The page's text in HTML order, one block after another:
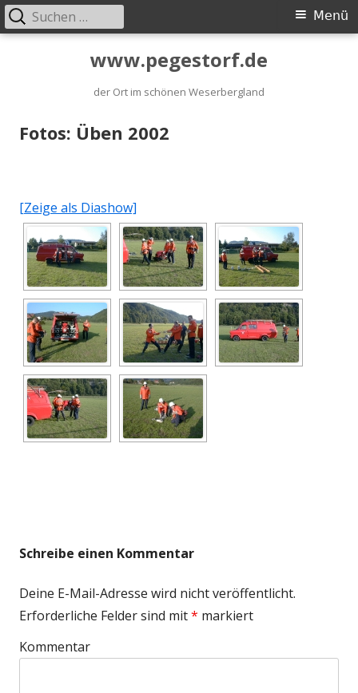
www.pegestorf.de
der Ort im schönen Weserbergland
Primäres
Menü
Suchen
nach:
Fotos: Üben 2002
[Zeige als Diashow]
Schreibe einen Kommentar
Deine E-Mail-Adresse wird nicht veröffentlicht.
Erforderliche Felder sind mit* markiert
Kommentar